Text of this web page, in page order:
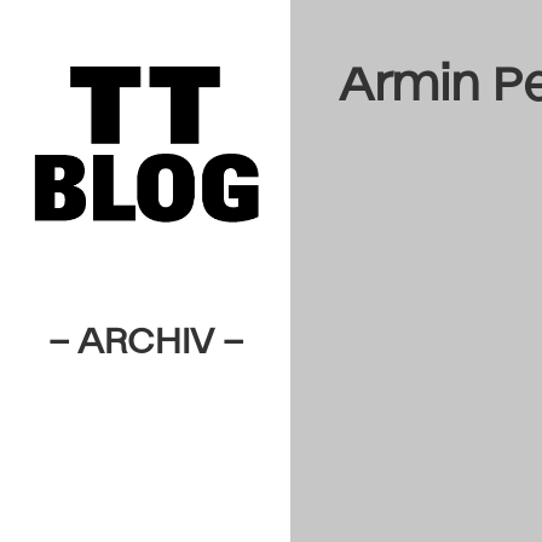
– ARCHIV –
Armin